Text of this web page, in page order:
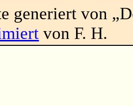
generiert von
von F. H.